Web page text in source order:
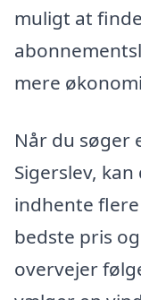
muligt at
mere
Når du søger
Sigerslev,
indhente
bedste pris
overvejer